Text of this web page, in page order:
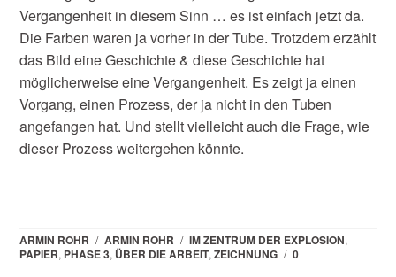
Vergangenheit in diesem Sinn … es ist einfach jetzt da.
Die Farben waren ja vorher in der Tube. Trotzdem erzählt
das Bild eine Geschichte & diese Geschichte hat
möglicherweise eine Vergangenheit. Es zeigt ja einen
Vorgang, einen Prozess, der ja nicht in den Tuben
angefangen hat. Und stellt vielleicht auch die Frage, wie
dieser Prozess weitergehen könnte.
ARMIN ROHR / ARMIN ROHR / IM ZENTRUM DER EXPLOSION,
PAPIER, PHASE 3, ÜBER DIE ARBEIT,ZEICHNUNG / 0